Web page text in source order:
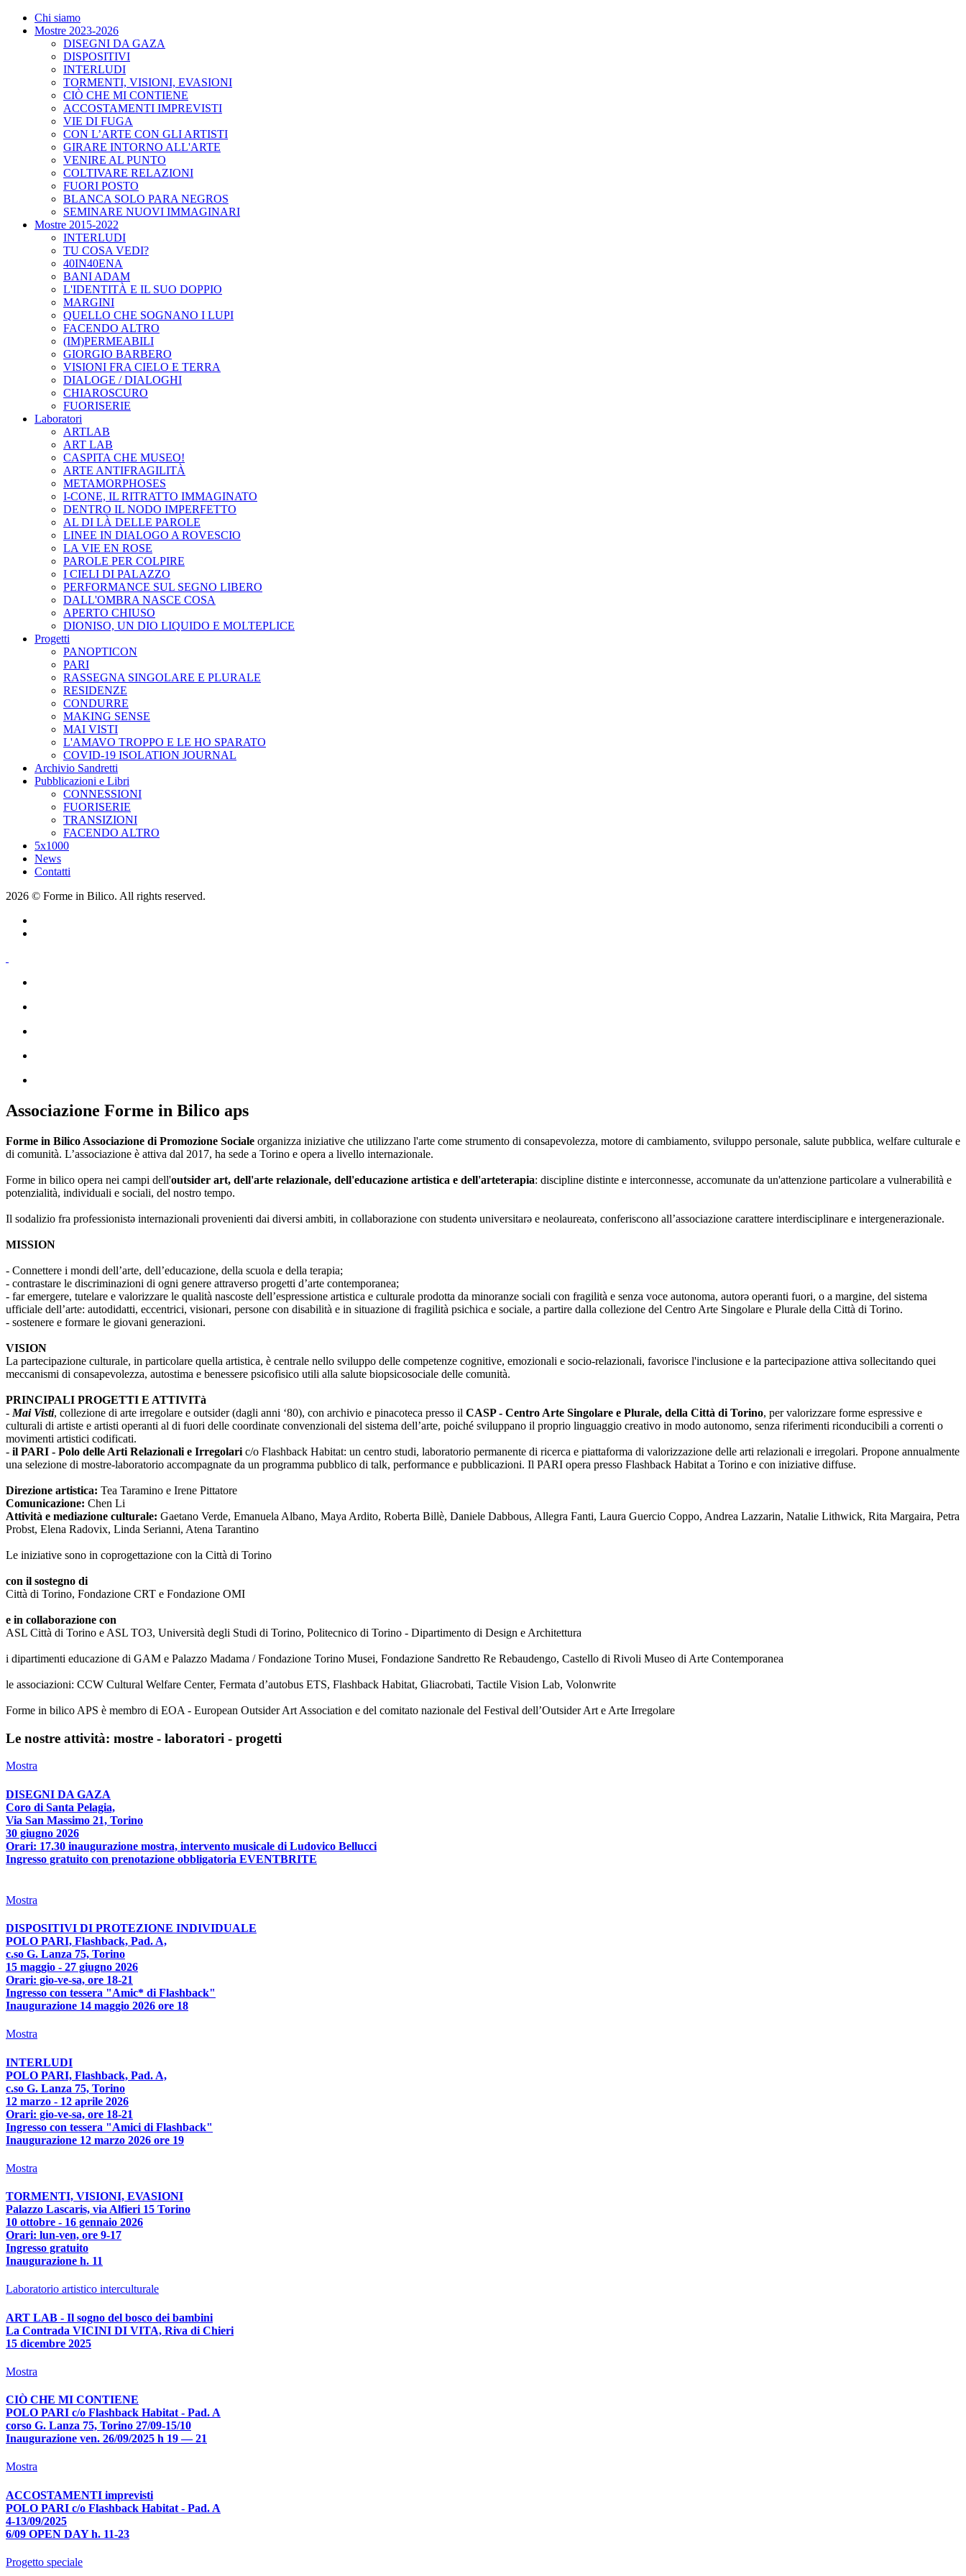
Chi siamo
Mostre 2023-2026
DISEGNI DA GAZA
DISPOSITIVI
INTERLUDI
TORMENTI, VISIONI, EVASIONI
CIÒ CHE MI CONTIENE
ACCOSTAMENTI IMPREVISTI
VIE DI FUGA
CON L’ARTE CON GLI ARTISTI
GIRARE INTORNO ALL'ARTE
VENIRE AL PUNTO
COLTIVARE RELAZIONI
FUORI POSTO
BLANCA SOLO PARA NEGROS
SEMINARE NUOVI IMMAGINARI
Mostre 2015-2022
INTERLUDI
TU COSA VEDI?
40IN40ENA
BANI ADAM
L'IDENTITÀ E IL SUO DOPPIO
MARGINI
QUELLO CHE SOGNANO I LUPI
FACENDO ALTRO
(IM)PERMEABILI
GIORGIO BARBERO
VISIONI FRA CIELO E TERRA
DIALOGE / DIALOGHI
CHIAROSCURO
FUORISERIE
Laboratori
ARTLAB
ART LAB
CASPITA CHE MUSEO!
ARTE ANTIFRAGILITÀ
METAMORPHOSES
I-CONE, IL RITRATTO IMMAGINATO
DENTRO IL NODO IMPERFETTO
AL DI LÀ DELLE PAROLE
LINEE IN DIALOGO A ROVESCIO
LA VIE EN ROSE
PAROLE PER COLPIRE
I CIELI DI PALAZZO
PERFORMANCE SUL SEGNO LIBERO
DALL'OMBRA NASCE COSA
APERTO CHIUSO
DIONISO, UN DIO LIQUIDO E MOLTEPLICE
Progetti
PANOPTICON
PARI
RASSEGNA SINGOLARE E PLURALE
RESIDENZE
CONDURRE
MAKING SENSE
MAI VISTI
L'AMAVO TROPPO E LE HO SPARATO
COVID-19 ISOLATION JOURNAL
Archivio Sandretti
Pubblicazioni e Libri
CONNESSIONI
FUORISERIE
TRANSIZIONI
FACENDO ALTRO
5x1000
News
Contatti
2026 © Forme in Bilico. All rights reserved.
Associazione Forme in Bilico aps
Forme in Bilico Associazione di Promozione Sociale organizza iniziative che utilizzano l'arte come strumento di consapevolezza, motore di cambiamento, sviluppo personale, salute pubblica, welfare culturale e
di comunità. L’associazione è attiva dal 2017, ha sede a Torino e opera a livello internazionale.
Forme in bilico opera nei campi dell'outsider art, dell'arte relazionale, dell'educazione artistica e dell'arteterapia: discipline distinte e interconnesse, accomunate da un'attenzione particolare a vulnerabilità e
potenzialità, individuali e sociali, del nostro tempo.
Il sodalizio fra professionistə internazionali provenienti dai diversi ambiti, in collaborazione con studentə universitarə e neolaureatə, conferiscono all’associazione carattere interdisciplinare e intergenerazionale.
MISSION
- Connettere i mondi dell’arte, dell’educazione, della scuola e della terapia;
- contrastare le discriminazioni di ogni genere attraverso progetti d’arte contemporanea;
- far emergere, tutelare e valorizzare le qualità nascoste dell’espressione artistica e culturale prodotta da minoranze sociali con fragilità e senza voce autonoma, autorə operanti fuori, o a margine, del sistema
ufficiale dell’arte: autodidatti, eccentrici, visionari, persone con disabilità e in situazione di fragilità psichica e sociale, a partire dalla collezione del Centro Arte Singolare e Plurale della Città di Torino.
- sostenere e formare le giovani generazioni.
VISION
La partecipazione culturale, in particolare quella artistica, è centrale nello sviluppo delle competenze cognitive, emozionali e socio-relazionali, favorisce l'inclusione e la partecipazione attiva sollecitando quei
meccanismi di consapevolezza, autostima e benessere psicofisico utili alla salute biopsicosociale delle comunità.
PRINCIPALI PROGETTI E ATTIVITà
- Mai Visti, collezione di arte irregolare e outsider (dagli anni ‘80), con archivio e pinacoteca presso il CASP - Centro Arte Singolare e Plurale, della Città di Torino, per valorizzare forme espressive e
culturali di artiste e artisti operanti al di fuori delle coordinate convenzionali del sistema dell’arte, poiché sviluppano il proprio linguaggio creativo in modo autonomo, senza riferimenti riconducibili a correnti o
movimenti artistici codificati.
- il PARI - Polo delle Arti Relazionali e Irregolari c/o Flashback Habitat: un centro studi, laboratorio permanente di ricerca e piattaforma di valorizzazione delle arti relazionali e irregolari. Propone annualmente
una selezione di mostre-laboratorio accompagnate da un programma pubblico di talk, performance e pubblicazioni. Il PARI opera presso Flashback Habitat a Torino e con iniziative diffuse.
Direzione artistica: Tea Taramino e Irene Pittatore
Comunicazione: Chen Li
Attività e mediazione culturale: Gaetano Verde, Emanuela Albano, Maya Ardito, Roberta Billè, Daniele Dabbous, Allegra Fanti, Laura Guercio Coppo, Andrea Lazzarin, Natalie Lithwick, Rita Margaira, Petra
Probst, Elena Radovix, Linda Serianni, Atena Tarantino
Le iniziative sono in coprogettazione con la Città di Torino
con il sostegno di
Città di Torino, Fondazione CRT e Fondazione OMI
e in collaborazione con
ASL Città di Torino e ASL TO3, Università degli Studi di Torino, Politecnico di Torino - Dipartimento di Design e Architettura
i dipartimenti educazione di GAM e Palazzo Madama / Fondazione Torino Musei, Fondazione Sandretto Re Rebaudengo, Castello di Rivoli Museo di Arte Contemporanea
le associazioni: CCW Cultural Welfare Center, Fermata d’autobus ETS, Flashback Habitat, Gliacrobati, Tactile Vision Lab, Volonwrite
Forme in bilico APS è membro di EOA - European Outsider Art Association e del comitato nazionale del Festival dell’Outsider Art e Arte Irregolare
Le nostre attività: mostre - laboratori - progetti
Mostra
DISEGNI DA GAZA
Coro di Santa Pelagia,
Via San Massimo 21, Torino
30 giugno 2026
Orari: 17.30 inaugurazione mostra, intervento musicale di Ludovico Bellucci
Ingresso gratuito con prenotazione obbligatoria EVENTBRITE
Mostra
DISPOSITIVI DI PROTEZIONE INDIVIDUALE
POLO PARI, Flashback, Pad. A,
c.so G. Lanza 75, Torino
15 maggio - 27 giugno 2026
Orari: gio-ve-sa, ore 18-21
Ingresso con tessera "Amic* di Flashback"
Inaugurazione 14 maggio 2026 ore 18
Mostra
INTERLUDI
POLO PARI, Flashback, Pad. A,
c.so G. Lanza 75, Torino
12 marzo - 12 aprile 2026
Orari: gio-ve-sa, ore 18-21
Ingresso con tessera "Amici di Flashback"
Inaugurazione 12 marzo 2026 ore 19
Mostra
TORMENTI, VISIONI, EVASIONI
Palazzo Lascaris, via Alfieri 15 Torino
10 ottobre - 16 gennaio 2026
Orari: lun-ven, ore 9-17
Ingresso gratuito
Inaugurazione h. 11
Laboratorio artistico interculturale
ART LAB - Il sogno del bosco dei bambini
La Contrada VICINI DI VITA, Riva di Chieri
15 dicembre 2025
Mostra
CIÒ CHE MI CONTIENE
POLO PARI c/o Flashback Habitat - Pad. A
corso G. Lanza 75, Torino 27/09-15/10
Inaugurazione ven. 26/09/2025 h 19 — 21
Mostra
ACCOSTAMENTI imprevisti
POLO PARI c/o Flashback Habitat - Pad. A
4-13/09/2025
6/09 OPEN DAY h. 11-23
Progetto speciale